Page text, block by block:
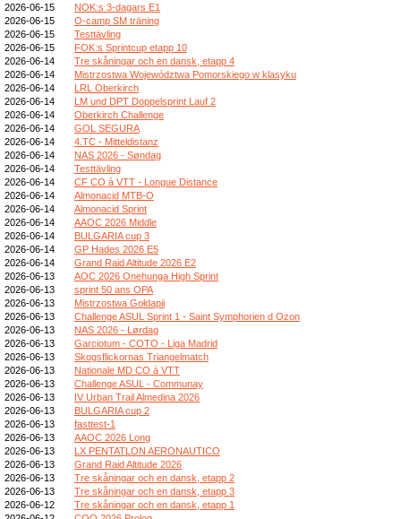
2026-06-15
NOK:s 3-dagars E1
2026-06-15
O-camp SM träning
2026-06-15
Testtävling
2026-06-15
FOK:s Sprintcup etapp 10
2026-06-14
Tre skåningar och en dansk, etapp 4
2026-06-14
Mistrzostwa Województwa Pomorskiego w klasyku
2026-06-14
LRL Oberkirch
2026-06-14
LM und DPT Doppelsprint Lauf 2
2026-06-14
Oberkirch Challenge
2026-06-14
GOL SEGURA
2026-06-14
4.TC - Mitteldistanz
2026-06-14
NAS 2026 - Søndag
2026-06-14
Testtävling
2026-06-14
CF CO à VTT - Longue Distance
2026-06-14
Almonacid MTB-O
2026-06-14
Almonacid Sprint
2026-06-14
AAOC 2026 Middle
2026-06-14
BULGARIA cup 3
2026-06-14
GP Hades 2026 E5
2026-06-14
Grand Raid Altitude 2026 E2
2026-06-13
AOC 2026 Onehunga High Sprint
2026-06-13
sprint 50 ans OPA
2026-06-13
Mistrzostwa Gołdapii
2026-06-13
Challenge ASUL Sprint 1 - Saint Symphorien d Ozon
2026-06-13
NAS 2026 - Lørdag
2026-06-13
Garciotum - COTO - Liga Madrid
2026-06-13
Skogsflickornas Triangelmatch
2026-06-13
Nationale MD CO à VTT
2026-06-13
Challenge ASUL - Communay
2026-06-13
IV Urban Trail Almedina 2026
2026-06-13
BULGARIA cup 2
2026-06-13
fasttest-1
2026-06-13
AAOC 2026 Long
2026-06-13
LX PENTATLON AERONAUTICO
2026-06-13
Grand Raid Altitude 2026
2026-06-13
Tre skåningar och en dansk, etapp 2
2026-06-13
Tre skåningar och en dansk, etapp 3
2026-06-12
Tre skåningar och en dansk, etapp 1